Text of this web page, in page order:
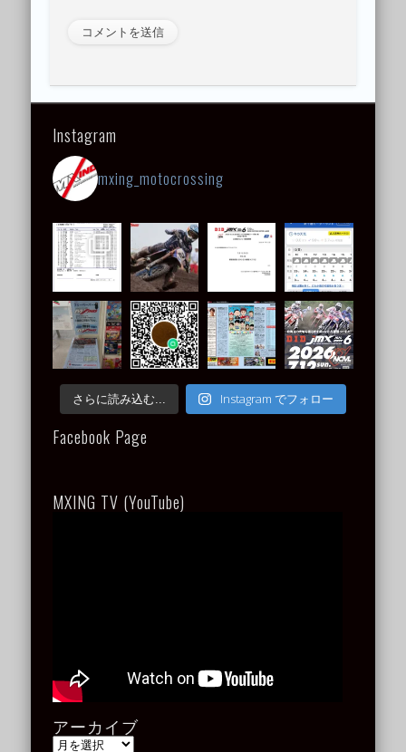
Instagram
mxing_motocrossing
さらに読み込む... Instagram でフォロー
Facebook Page
MXING TV (YouTube)
アーカイブ
ア